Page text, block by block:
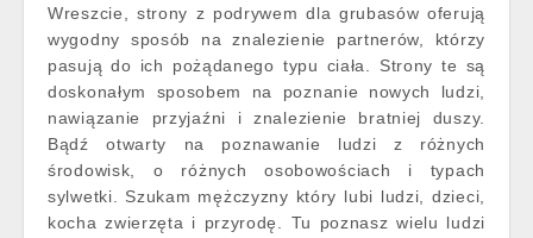
Wreszcie, strony z podrywem dla grubasów oferują
wygodny sposób na znalezienie partnerów, którzy
pasują do ich pożądanego typu ciała. Strony te są
doskonałym sposobem na poznanie nowych ludzi,
nawiązanie przyjaźni i znalezienie bratniej duszy.
Bądź otwarty na poznawanie ludzi z różnych
środowisk, o różnych osobowościach i typach
sylwetki. Szukam mężczyzny który lubi ludzi, dzieci,
kocha zwierzęta i przyrodę. Tu poznasz wielu ludzi